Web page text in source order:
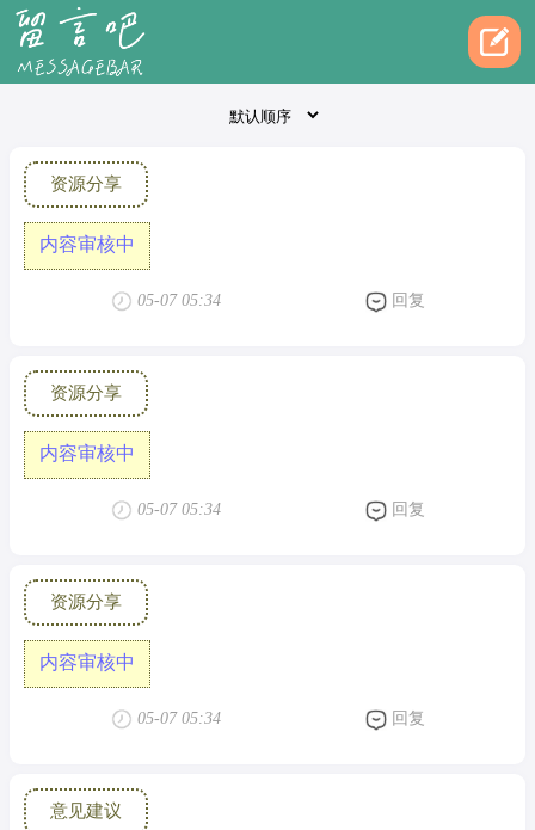
资源分享
内容审核中
05-07 05:34 回复
资源分享
内容审核中
05-07 05:34 回复
资源分享
内容审核中
05-07 05:34 回复
意见建议